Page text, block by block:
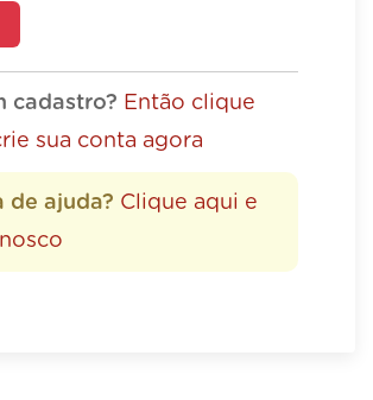
cadastro? Então clique
sua conta agora
de ajuda? Clique aqui e